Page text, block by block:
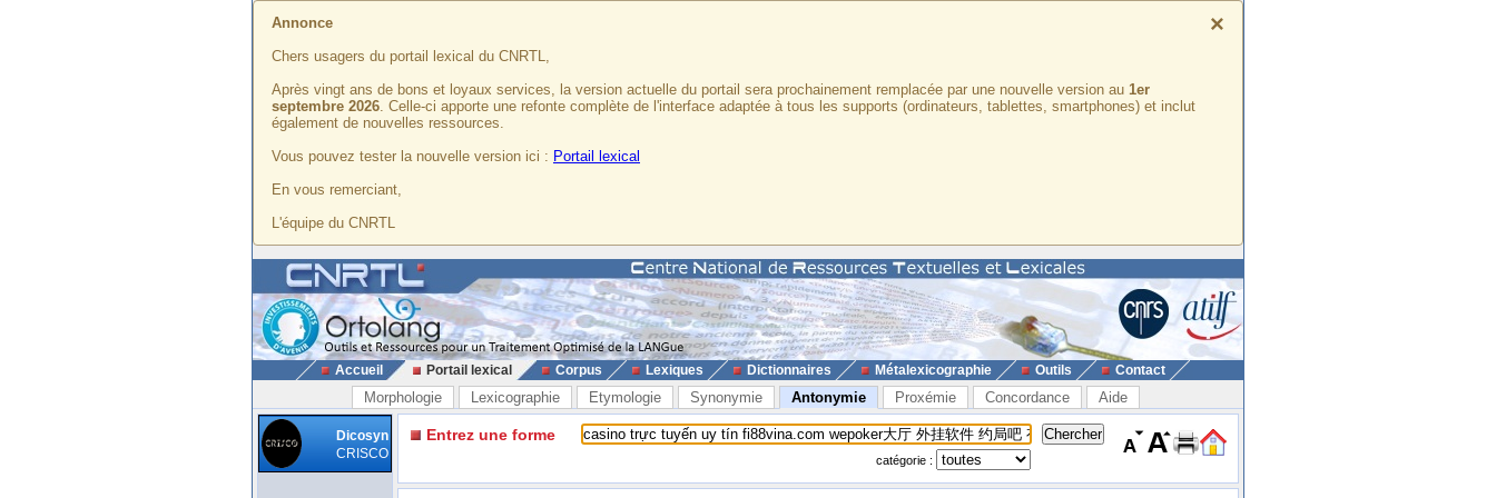
×
Annonce
Chers usagers du portail lexical du CNRTL,
Après vingt ans de bons et loyaux services, la version actuelle du portail sera prochainement remplacée par une nouvelle version au 1er
septembre 2026. Celle-ci apporte une refonte complète de l'interface adaptée à tous les supports (ordinateurs, tablettes, smartphones) et inclut
également de nouvelles ressources.
Vous pouvez tester la nouvelle version ici : Portail lexical
En vous remerciant,
L'équipe du CNRTL
Accueil Portail lexical Corpus Lexiques Dictionnaires Métalexicographie Outils Contact
Morphologie Lexicographie Etymologie Synonymie Antonymie Proxémie Concordance Aide
Dicosyn
CRISCO
Entrez une forme
catégorie :